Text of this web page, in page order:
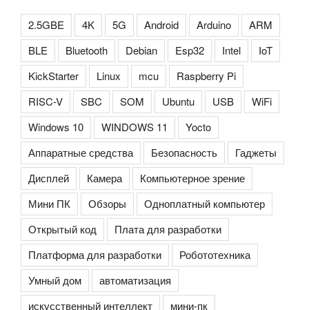
2.5GBE 4K 5G Android Arduino
ARM
BLE
Bluetooth Debian Esp32 Intel
IoT
KickStarter
Linux mcu
Raspberry Pi
RISC-V
SBC SOM Ubuntu USB
WiFi
Windows 10
WINDOWS 11
Yocto
Аппаратные средства
Безопасность
Гаджеты
Дисплей
Камера
Компьютерное зрение
Мини ПК
Обзоры
Одноплатный компьютер
Открытый код
Плата для разработки
Платформа для разработки
Робототехника
Умный дом
автоматизация
искусственный интеллект
мини-пк